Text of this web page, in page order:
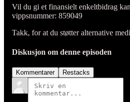
Vil du gi et finansielt enkeltbidrag
vippsnummer: 859049
Takk, for at du støtter alternative
Diskusjon om denne episoden
Kommentarer Restacks